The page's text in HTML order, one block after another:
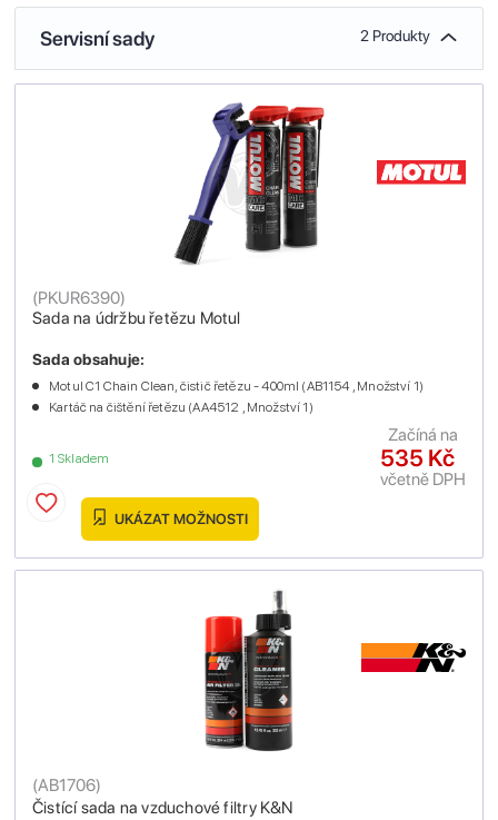
Servisní sady 2 Produkty
Sada na údržbu řetězu Motul
(PKUR6390)
1 Skladem
Sada obsahuje:
Motul C1 Chain Clean, čistič řetězu - 400ml (AB1154 , Množství 1)
Kartáč na čištění řetězu (AA4512 , Množství 1)
535 Kč
včetně DPH
Začíná na
UKÁZAT MOŽNOSTI
Čistící sada na vzduchové filtry K&N
(AB1706)